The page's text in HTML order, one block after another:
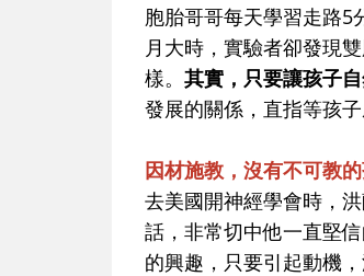
胞胎哥哥每天學習走路
月大時，實驗者卻發現
樣。 其實，只要讓孩子
發展的關係，直指等孩子
因材施教，沒有不可教
去美國開神經學會時，
話，非常切中他一直堅
的興趣，只要引起動機